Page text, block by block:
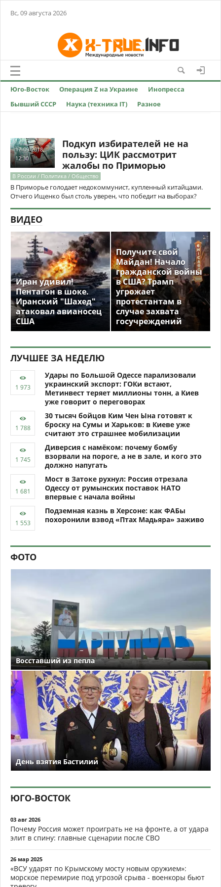
Вс, 09 августа 2026
Юго-Восток Операция Z на Украине
Инопресса
Бывший СССР
Наука (техника IT) Разное
17-09-2018,
12:30
Подкуп избирателей не на
пользу: ЦИК рассмотрит
жалобы по Приморью
В России / Политика / Общество
В Приморье голодает недокоммунист, купленный китайцами.
Отчего Ищенко был столь уверен, что победит на выборах?
ВИДЕО
Иран удивил!
Пентагон в шоке.
Иранский "Шахед"
атаковал авианосец
США
Получите свой
Майдан! Начало
гражданской войны
в США? Трамп
угрожает
протестантам в
случае захвата
госучреждений
ЛУЧШЕЕ ЗА НЕДЕЛЮ
Удары по Большой Одессе парализовали
украинский экспорт: ГОКи встают,
Метинвест теряет миллионы тонн, а Киев
уже говорит о переговорах
30 тысяч бойцов Ким Чен Ына готовят к
броску на Сумы и Харьков: в Киеве уже
считают это страшнее мобилизации
Диверсия с намёком: почему бомбу
взорвали на пороге, а не в зале, и кого это
должно напугать
Мост в Затоке рухнул: Россия отрезала
Одессу от румынских поставок НАТО
впервые с начала войны
Подземная казнь в Херсоне: как ФАБы
похоронили взвод «Птах Мадьяра» заживо
ФОТО
Восставший из пепла
День взятия Бастилии
ЮГО-ВОСТОК
03 авг 2026
Почему Россия может проиграть не на фронте, а от удара
элит в спину: главные сценарии после СВО
26 мар 2025
«ВСУ ударят по Крымскому мосту новым оружием»:
морское перемирие под угрозой срыва - военкоры бьют